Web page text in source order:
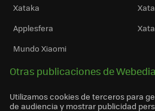
Xataka
Applesfera
Mundo Xiaomi
Otras publicaciones de Webedia
Utilizamos cookies de terceros para
de audiencia y mostrar publicidad